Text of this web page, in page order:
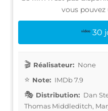
vous
30
Réalisateur: None
Note: IMDb 7.9
Distribution: Dan
Thomas Middleditch,